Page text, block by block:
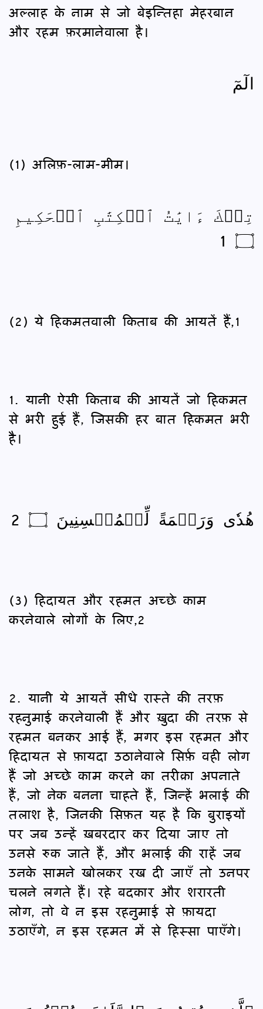
अल्लाह के नाम से जो बेइन्तिहा मेहरबान
और रहम फ़रमानेवाला है।
الٓمٓ
(1) अलिफ़-लाम-मीम।
تِلۡكَ ءَايَٰتُ ٱلۡكِتَٰبِ ٱلۡحَكِيمِ
۝ 1
(2) ये हिकमतवाली किताब की आयतें हैं,1
1. यानी ऐसी किताब की आयतें जो हिकमत
से भरी हुई हैं, जिसकी हर बात हिकमत भरी
है।
هُدٗى وَرَحۡمَةً لِّلۡمُحۡسِنِينَ ۝ 2
(3) हिदायत और रहमत अच्छे काम
करनेवाले लोगों के लिए,2
2. यानी ये आयतें सीधे रास्ते की तरफ़
रहनुमाई करनेवाली हैं और ख़ुदा की तरफ़ से
रहमत बनकर आई हैं, मगर इस रहमत और
हिदायत से फ़ायदा उठानेवाले सिर्फ़ वही लोग
हैं जो अच्छे काम करने का तरीक़ा अपनाते
हैं, जो नेक बनना चाहते हैं, जिन्हें भलाई की
तलाश है, जिनकी सिफ़त यह है कि बुराइयों
पर जब उन्हें ख़बरदार कर दिया जाए तो
उनसे रुक जाते हैं, और भलाई की राहें जब
उनके सामने खोलकर रख दी जाएँ तो उनपर
चलने लगते हैं। रहे बदकार और शरारती
लोग, तो वे न इस रहनुमाई से फ़ायदा
उठाएँगे, न इस रहमत में से हिस्सा पाएँगे।